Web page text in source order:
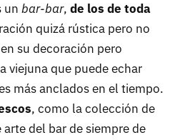
un bar-bar, de los de toda
quizá rústica pero no
su decoración pero
viejuna que puede echar
más anclados en el tiempo.
, como la colección de
del bar de siempre de